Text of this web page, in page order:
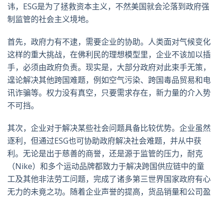
讳，ESG是为了拯救资本主义，不然美国就会沦落到政府强
制监管的社会主义境地。
首先，政府力有不逮，需要企业的协助。人类面对气候变化
这样的重大挑战，在佛利民的理想模型里，企业不该加以插
手，必须由政府负责。现实是，大部分政府对此束手无策，
遑论解决其他跨国难题，例如空气污染、跨国毒品贸易和电
讯诈骗等。权力没有真空，只要需求存在，新力量的介入势
不可挡。
其次，企业对于解决某些社会问题具备比较优势。企业虽然
逐利，但通过ESG也可协助政府解决社会难题，并从中获
利。无论是出于慈善的商誉，还是源于监管的压力，耐克
（Nike）和多个运动品牌都致力于解决跨国供应链中的童
工及其他非法劳工问题，完成了诸多第三世界国家政府有心
无力的未竟之功。随着企业声誉的提高，货品销量和公司盈